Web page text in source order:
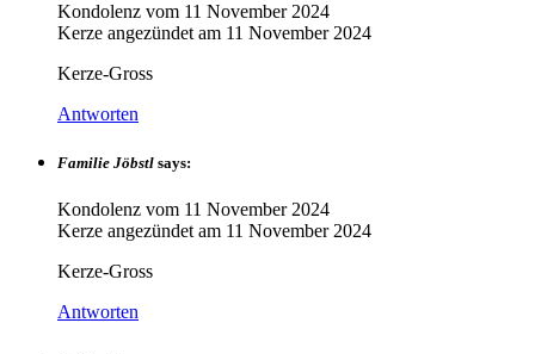
Kondolenz vom 11 November 2024
Kerze angezündet am 11 November 2024
Kerze-Gross
Antworten
Familie Jöbstl says:
Kondolenz vom 11 November 2024
Kerze angezündet am 11 November 2024
Kerze-Gross
Antworten